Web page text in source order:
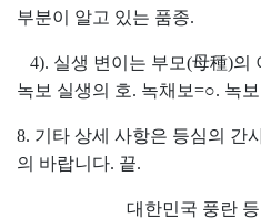
부분이 알고 있는 품종.
4). 실생 변이는 부모(母種)의
녹보 실생의 호. 녹채보=○. 녹
8. 기타 상세 사항은 등심의 간
의 바랍니다. 끝.
대한민국 풍란